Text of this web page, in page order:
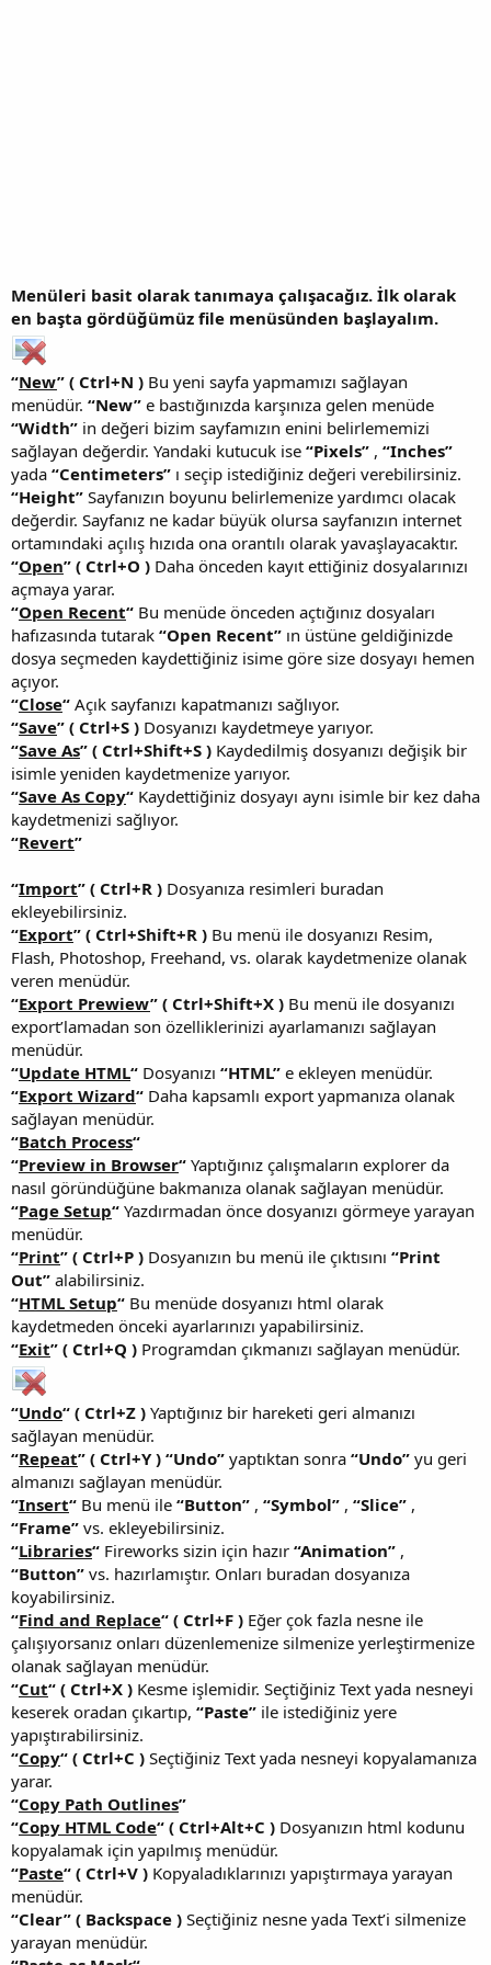
Menüleri basit olarak tanımaya çalışacağız. İlk olarak
en başta gördüğümüz file menüsünden başlayalım.
“New” ( Ctrl+N ) Bu yeni sayfa yapmamızı sağlayan
menüdür. “New” e bastığınızda karşınıza gelen menüde
“Width” in değeri bizim sayfamızın enini belirlememizi
sağlayan değerdir. Yandaki kutucuk ise “Pixels” , “Inches”
yada “Centimeters” ı seçip istediğiniz değeri verebilirsiniz.
“Height” Sayfanızın boyunu belirlemenize yardımcı olacak
değerdir. Sayfanız ne kadar büyük olursa sayfanızın internet
ortamındaki açılış hızıda ona orantılı olarak yavaşlayacaktır.
“Open” ( Ctrl+O ) Daha önceden kayıt ettiğiniz dosyalarınızı
açmaya yarar.
“Open Recent“ Bu menüde önceden açtığınız dosyaları
hafızasında tutarak “Open Recent” ın üstüne geldiğinizde
dosya seçmeden kaydettiğiniz isime göre size dosyayı hemen
açıyor.
“Close“ Açık sayfanızı kapatmanızı sağlıyor.
“Save” ( Ctrl+S ) Dosyanızı kaydetmeye yarıyor.
“Save As” ( Ctrl+Shift+S ) Kaydedilmiş dosyanızı değişik bir
isimle yeniden kaydetmenize yarıyor.
“Save As Copy“ Kaydettiğiniz dosyayı aynı isimle bir kez daha
kaydetmenizi sağlıyor.
“Revert”
“Import” ( Ctrl+R ) Dosyanıza resimleri buradan
ekleyebilirsiniz.
“Export” ( Ctrl+Shift+R ) Bu menü ile dosyanızı Resim,
Flash, Photoshop, Freehand, vs. olarak kaydetmenize olanak
veren menüdür.
“Export Prewiew” ( Ctrl+Shift+X ) Bu menü ile dosyanızı
export’lamadan son özelliklerinizi ayarlamanızı sağlayan
menüdür.
“Update HTML“ Dosyanızı “HTML” e ekleyen menüdür.
“Export Wizard“ Daha kapsamlı export yapmanıza olanak
sağlayan menüdür.
“Batch Process“
“Preview in Browser“ Yaptığınız çalışmaların explorer da
nasıl göründüğüne bakmanıza olanak sağlayan menüdür.
“Page Setup“ Yazdırmadan önce dosyanızı görmeye yarayan
menüdür.
“Print” ( Ctrl+P ) Dosyanızın bu menü ile çıktısını “Print
Out” alabilirsiniz.
“HTML Setup“ Bu menüde dosyanızı html olarak
kaydetmeden önceki ayarlarınızı yapabilirsiniz.
“Exit” ( Ctrl+Q ) Programdan çıkmanızı sağlayan menüdür.
“Undo“ ( Ctrl+Z ) Yaptığınız bir hareketi geri almanızı
sağlayan menüdür.
“Repeat” ( Ctrl+Y ) “Undo” yaptıktan sonra “Undo” yu geri
almanızı sağlayan menüdür.
“Insert“ Bu menü ile “Button” , “Symbol” , “Slice” ,
“Frame” vs. ekleyebilirsiniz.
“Libraries“ Fireworks sizin için hazır “Animation” ,
“Button” vs. hazırlamıştır. Onları buradan dosyanıza
koyabilirsiniz.
“Find and Replace“ ( Ctrl+F ) Eğer çok fazla nesne ile
çalışıyorsanız onları düzenlemenize silmenize yerleştirmenize
olanak sağlayan menüdür.
“Cut“ ( Ctrl+X ) Kesme işlemidir. Seçtiğiniz Text yada nesneyi
keserek oradan çıkartıp, “Paste” ile istediğiniz yere
yapıştırabilirsiniz.
“Copy“ ( Ctrl+C ) Seçtiğiniz Text yada nesneyi kopyalamanıza
yarar.
“Copy Path Outlines”
“Copy HTML Code“ ( Ctrl+Alt+C ) Dosyanızın html kodunu
kopyalamak için yapılmış menüdür.
“Paste“ ( Ctrl+V ) Kopyaladıklarınızı yapıştırmaya yarayan
menüdür.
“Clear” ( Backspace ) Seçtiğiniz nesne yada Text’i silmenize
yarayan menüdür.